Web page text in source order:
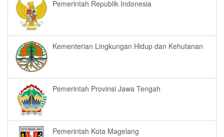
Pemerintah Republik Indonesia
Kementerian Lingkungan Hidup dan Kehutanan
Pemerintah Provinsi Jawa Tengah
Pemerintah Kota Magelang